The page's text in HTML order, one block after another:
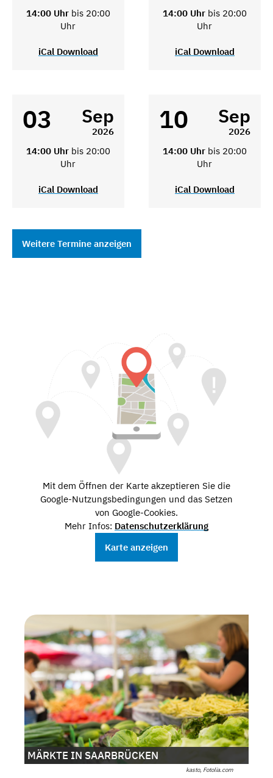
14:00 Uhr bis 20:00
Uhr
iCal Download
14:00 Uhr bis 20:00
Uhr
iCal Download
03 Sep
2026
14:00 Uhr bis 20:00
Uhr
iCal Download
10 Sep
2026
14:00 Uhr bis 20:00
Uhr
iCal Download
Weitere Termine anzeigen
Mit dem Öffnen der Karte akzeptieren Sie die
Google-Nutzungsbedingungen und das Setzen
von Google-Cookies.
Mehr Infos: Datenschutzerklärung
Karte anzeigen
kasto, Fotolia.com
MÄRKTE IN SAARBRÜCKEN